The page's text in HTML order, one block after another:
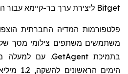
Bitget ליצירת ערך בר-קיימא עבור
פלטפורמות המדיה החברתית
משתמשים משתפים צילומי מסך של
הימים הראשונים